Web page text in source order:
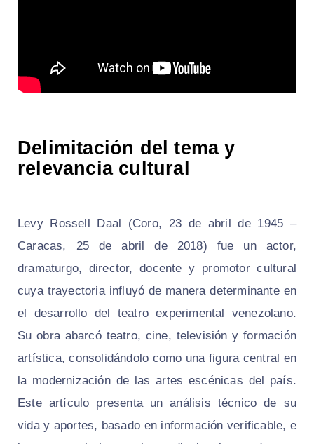
Delimitación del tema y
relevancia cultural
Levy Rossell Daal (Coro, 23 de abril de 1945 –
Caracas, 25 de abril de 2018) fue un actor,
dramaturgo, director, docente y promotor cultural
cuya trayectoria influyó de manera determinante en
el desarrollo del teatro experimental venezolano.
Su obra abarcó teatro, cine, televisión y formación
artística, consolidándolo como una figura central en
la modernización de las artes escénicas del país.
Este artículo presenta un análisis técnico de su
vida y aportes, basado en información verificable, e